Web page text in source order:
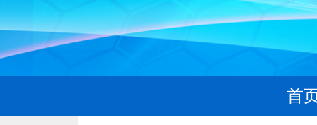
首